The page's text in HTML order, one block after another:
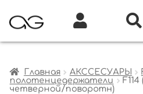
Главная АКССЕСУАРЫ
полотенцедержатели
четверной/поворотн)